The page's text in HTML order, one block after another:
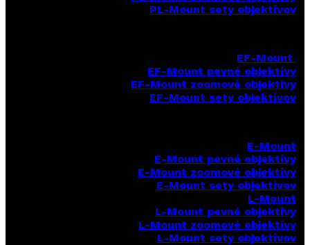
PL-Mount sety objektívov
EF-Mount
EF-Mount pevné objektívy
EF-Mount zoomové objektívy
EF-Mount sety objektívov
E-Mount
E-Mount pevné objektívy
E-Mount zoomové objektívy
E-Mount sety objektívov
L-Mount
L-Mount pevné objektívy
L-Mount zoomové objektívy
L-Mount sety objektívov